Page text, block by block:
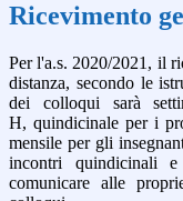
Ricevimento
Per l'a.s. 2020/2021, il
distanza, secondo le
dei colloqui sarà
H, quindicinale per i
mensile per gli
incontri quindicinali
comunicare alle